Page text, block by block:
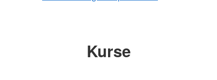
Kurse